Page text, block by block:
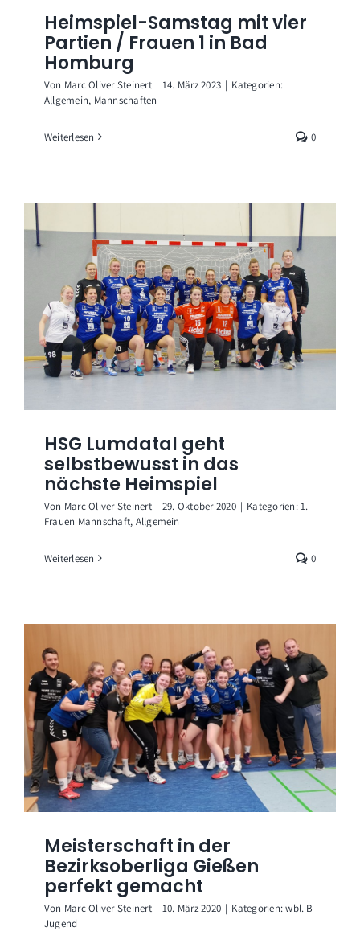
Heimspiel-Samstag mit vier
Partien / Frauen 1 in Bad
Homburg
Von Marc Oliver Steinert | 14. März 2023 | Kategorien:
Allgemein, Mannschaften
Weiterlesen 0
HSG Lumdatal geht
selbstbewusst in das
nächste Heimspiel
Von Marc Oliver Steinert | 29. Oktober 2020 | Kategorien:1.
Frauen Mannschaft, Allgemein
Weiterlesen 0
Meisterschaft in der
Bezirksoberliga Gießen
perfekt gemacht
Von Marc Oliver Steinert | 10. März 2020 | Kategorien:wbl. B
Jugend